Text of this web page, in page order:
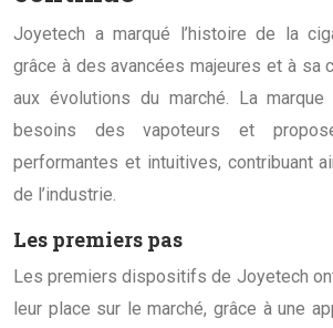
Joyetech a marqué l’histoire de la
grâce à des avancées majeures et à sa
aux évolutions du marché. La
besoins des vapoteurs et
performantes et intuitives, contribuant
de l’industrie.
Les premiers pas
Les premiers dispositifs de Joyetech
leur place sur le marché, grâce à une